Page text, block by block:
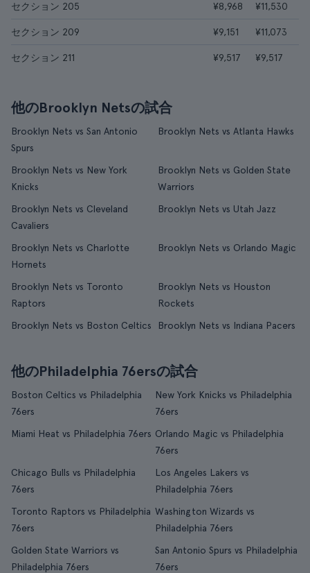
セクション 205 ¥8,968 ¥11,530
セクション 209 ¥9,151 ¥11,073
セクション 211 ¥9,517 ¥9,517
他のBrooklyn Netsの試合
Brooklyn Nets vs San Antonio
Spurs
Brooklyn Nets vs Atlanta Hawks
Brooklyn Nets vs New York
Knicks
Brooklyn Nets vs Golden State
Warriors
Brooklyn Nets vs Cleveland
Cavaliers
Brooklyn Nets vs Utah Jazz
Brooklyn Nets vs Charlotte
Hornets
Brooklyn Nets vs Orlando Magic
Brooklyn Nets vs Toronto
Raptors
Brooklyn Nets vs Houston
Rockets
Brooklyn Nets vs Boston Celtics
Brooklyn Nets vs Indiana Pacers
他のPhiladelphia 76ersの試合
Boston Celtics vs Philadelphia
76ers
New York Knicks vs Philadelphia
76ers
Miami Heat vs Philadelphia 76ers Orlando Magic vs Philadelphia
76ers
Chicago Bulls vs Philadelphia
76ers
Los Angeles Lakers vs
Philadelphia 76ers
Toronto Raptors vs Philadelphia
76ers
Washington Wizards vs
Philadelphia 76ers
Golden State Warriors vs
Philadelphia 76ers
San Antonio Spurs vs Philadelphia
76ers